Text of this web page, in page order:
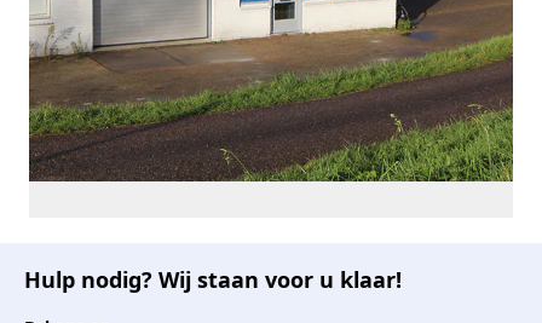
Hulp nodig? Wij staan voor u klaar!